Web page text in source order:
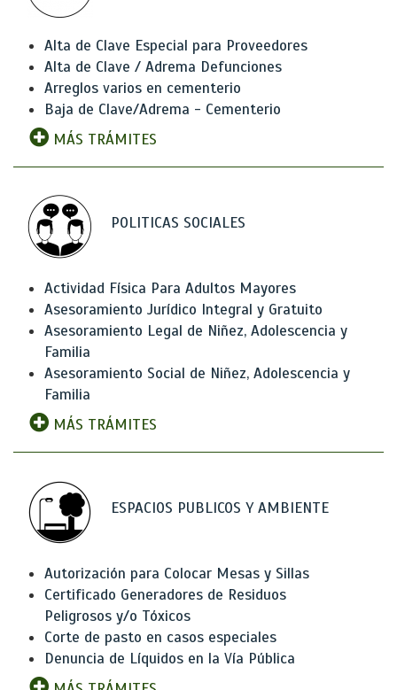
Alta de Clave Especial para Proveedores
Alta de Clave / Adrema Defunciones
Arreglos varios en cementerio
Baja de Clave/Adrema - Cementerio
MÁS TRÁMITES
POLITICAS SOCIALES
Actividad Física Para Adultos Mayores
Asesoramiento Jurídico Integral y Gratuito
Asesoramiento Legal de Niñez, Adolescencia y
Familia
Asesoramiento Social de Niñez, Adolescencia y
Familia
MÁS TRÁMITES
ESPACIOS PUBLICOS Y AMBIENTE
Autorización para Colocar Mesas y Sillas
Certificado Generadores de Residuos
Peligrosos y/o Tóxicos
Corte de pasto en casos especiales
Denuncia de Líquidos en la Vía Pública